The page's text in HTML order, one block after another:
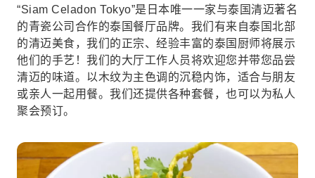
“Siam Celadon Tokyo”是日本唯一一家与泰国清迈著名
的青瓷公司合作的泰国餐厅品牌。我们有来自泰国北部
的清迈美食，我们的正宗、经验丰富的泰国厨师将展示
他们的手艺！我们的大厅工作人员将欢迎您并带您品尝
清迈的味道。以木纹为主色调的沉稳内饰，适合与朋友
或亲人一起用餐。我们还提供各种套餐，也可以为私人
聚会预订。